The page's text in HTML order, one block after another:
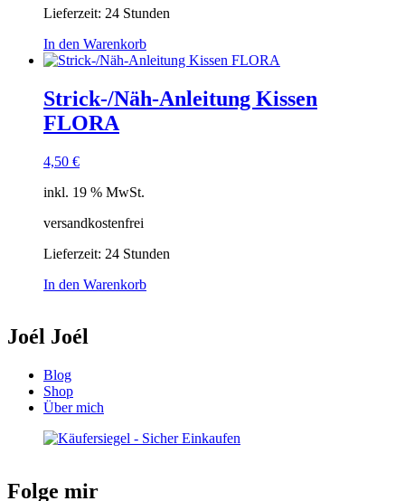
Lieferzeit: 24 Stunden
In den Warenkorb
Strick-/Näh-Anleitung Kissen
FLORA
4,50 €
inkl. 19 % MwSt.
versandkostenfrei
Lieferzeit: 24 Stunden
In den Warenkorb
Joél Joél
Blog
Shop
Über mich
Folge mir